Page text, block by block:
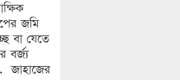
জমি
বা যেতে
বর্জ্য
জাহাজের